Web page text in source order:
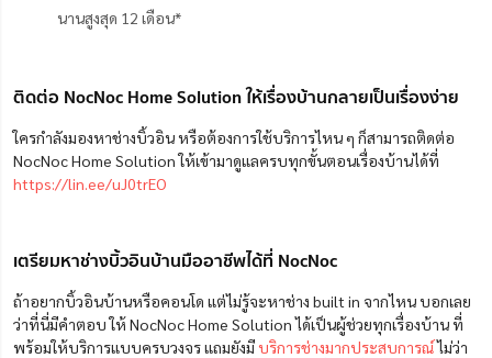
นานสูงสุด 12 เดือน*
ติดต่อ NocNoc Home Solution ให้เรื่องบ้านกลายเป็นเรื่องง่าย
ใครกำลังมองหาช่างบิ้วอิน หรือต้องการใช้บริการไหน ๆ ก็สามารถติดต่อ
NocNoc Home Solution ให้เข้ามาดูแลครบทุกขั้นตอนเรื่องบ้านได้ที่
https://lin.ee/uJ0trEO
เตรียมหาช่างบิ้วอินบ้านมืออาชีพได้ที่ NocNoc
ถ้าอยากบิ้วอินบ้านหรือคอนโด แต่ไม่รู้จะหาช่าง built in จากไหน บอกเลย
ว่าที่นี่มีคำตอบ ให้ NocNoc Home Solution ได้เป็นผู้ช่วยทุกเรื่องบ้าน ที่
พร้อมให้บริการแบบครบวงจร แถมยังมี บริการช่างมากประสบการณ์ไม่ว่า